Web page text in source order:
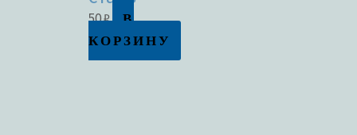
50₽
В
КОРЗИНУ